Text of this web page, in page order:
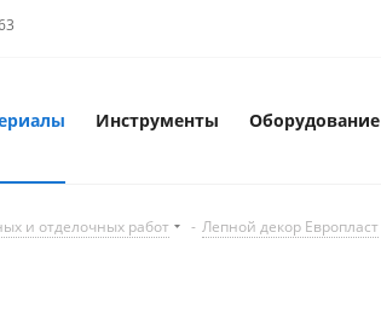
Инструменты Оборудование
и отделочных работ - Лепной декор Европласт